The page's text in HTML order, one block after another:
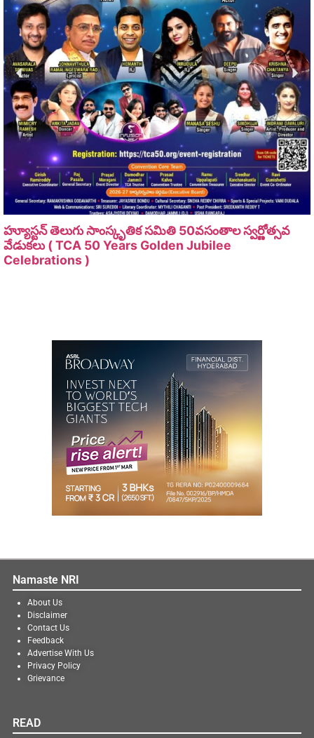
హ్యూస్టన్ తెలుగు సాంస్కృతిక సమితి 50వసంతాల స్వర్ణోత్సవ
వేడుకలు ( TCA 50 Years Golden Jubilee
Celebrations )
Namaste NRI
About Us
Disclaimer
Contact Us
Feedback
Advertise With Us
Privacy Policy
Grievance
READ